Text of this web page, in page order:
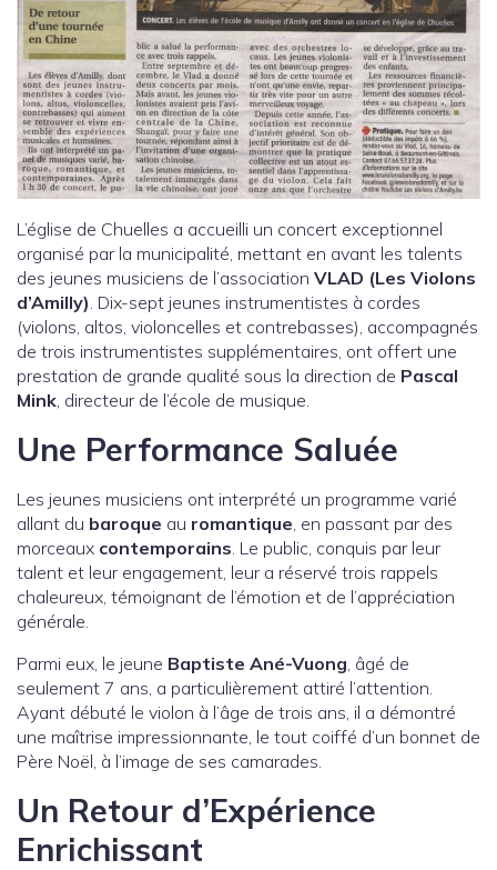
L’église de Chuelles a accueilli un concert exceptionnel
organisé par la municipalité, mettant en avant les talents
des jeunes musiciens de l’association VLAD (Les Violons
d’Amilly) . Dix-sept jeunes instrumentistes à cordes
(violons, altos, violoncelles et contrebasses), accompagnés
de trois instrumentistes supplémentaires, ont offert une
prestation de grande qualité sous la direction de Pascal
Mink , directeur de l’école de musique.
Une Performance Saluée
Les jeunes musiciens ont interprété un programme varié
allant du baroque au romantique , en passant par des
morceaux contemporains . Le public, conquis par leur
talent et leur engagement, leur a réservé trois rappels
chaleureux, témoignant de l’émotion et de l’appréciation
générale.
Parmi eux, le jeune Baptiste Ané-Vuong , âgé de
seulement 7 ans, a particulièrement attiré l’attention.
Ayant débuté le violon à l’âge de trois ans, il a démontré
une maîtrise impressionnante, le tout coiffé d’un bonnet de
Père Noël, à l’image de ses camarades.
Un Retour d’Expérience
Enrichissant